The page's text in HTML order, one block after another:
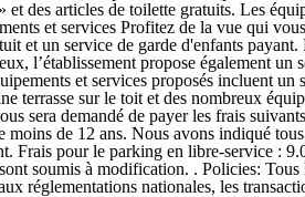
des articles de toilette gratuits. Les
et services Profitez de la vue qui
et un service de garde d'enfants payant.
l’établissement propose également un
et services proposés incluent un
terrasse sur le toit et des nombreux
sera demandé de payer les frais
de 12 ans. Nous avons indiqué
Frais pour le parking en libre-service :
soumis à modification. . Policies:
réglementations nationales, les